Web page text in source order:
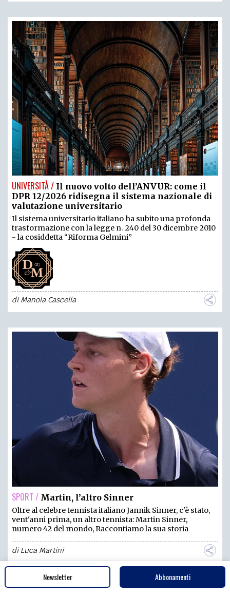
UNIVERSITÀ / Il nuovo volto dell’ANVUR: come il
DPR 12/2026 ridisegna il sistema nazionale di
valutazione universitario
Il sistema universitario italiano ha subito una profonda
trasformazione con la legge n. 240 del 30 dicembre 2010
- la cosiddetta “Riforma Gelmini”
diManola Cascella
SPORT / Martin, l’altro Sinner
Oltre al celebre tennista italiano Jannik Sinner, c'è stato,
vent'anni prima, un altro tennista: Martin Sinner,
numero 42 del mondo, Raccontiamo la sua storia
diLuca Martini
Newsletter Abbonamenti